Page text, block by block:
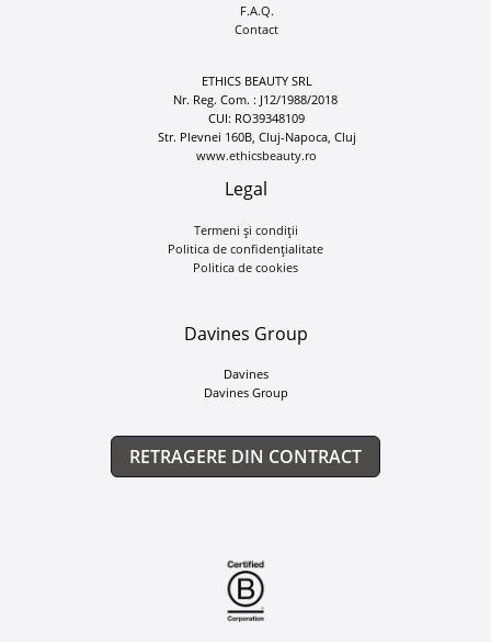
F.A.Q.
Contact
ETHICS BEAUTY SRL
Nr. Reg. Com. : J12/1988/2018
CUI: RO39348109
Str. Plevnei 160B, Cluj-Napoca, Cluj
www.ethicsbeauty.ro
Legal
Termeni și condiții
Politica de confidențialitate
Politica de cookies
Davines Group
Davines
Davines Group
RETRAGERE DIN CONTRACT